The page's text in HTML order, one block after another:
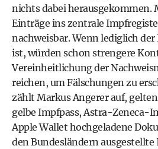
nichts dabei herausgekommen.
Einträge ins zentrale
nachweisbar. Wenn lediglich
ist, würden schon strengere
Vereinheitlichung der
reichen, um Fälschungen zu
zählt Markus Angerer auf, gelten
gelbe Impfpass, Astra-Zeneca-
Apple Wallet hochgeladene
den Bundesländern ausgestellte